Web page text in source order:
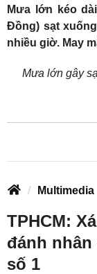
Mưa lớn kéo
Đồng) sạt
nhiều giờ. May
Mưa lớn gây
Multimedia
TPHCM:
đánh nhân
số 1